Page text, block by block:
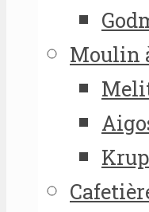
Moulin